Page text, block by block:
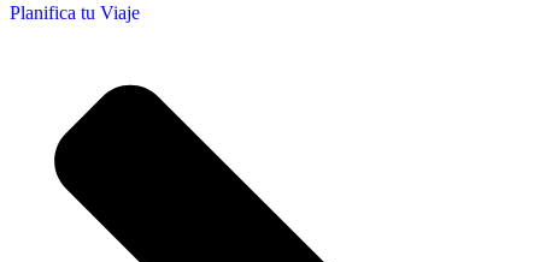
Planifica tu Viaje